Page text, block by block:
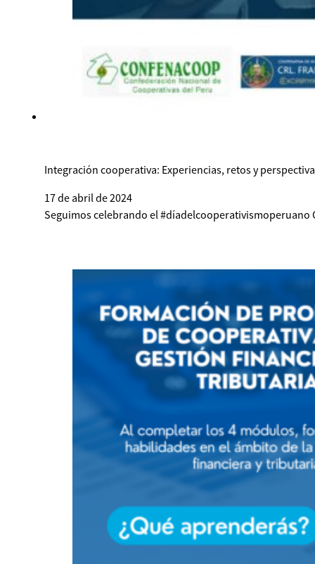
Integración cooperativa: Experiencias, retos y
17 de abril de 2024
Seguimos celebrando el #díadelcooperativismoperuano